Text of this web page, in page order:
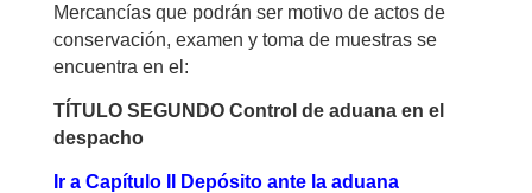
Mercancías que podrán ser motivo de actos de
conservación, examen y toma de muestras se
encuentra en el:
TÍTULO SEGUNDO Control de aduana en el
despacho
Ir a Capítulo II Depósito ante la aduana